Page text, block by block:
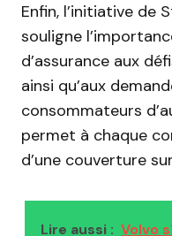
Enfin, l’initiative de
souligne
d’assurance aux
ainsi qu’aux
consommateurs
permet à chaque
d’une couverture
Lire aussi : Volvo